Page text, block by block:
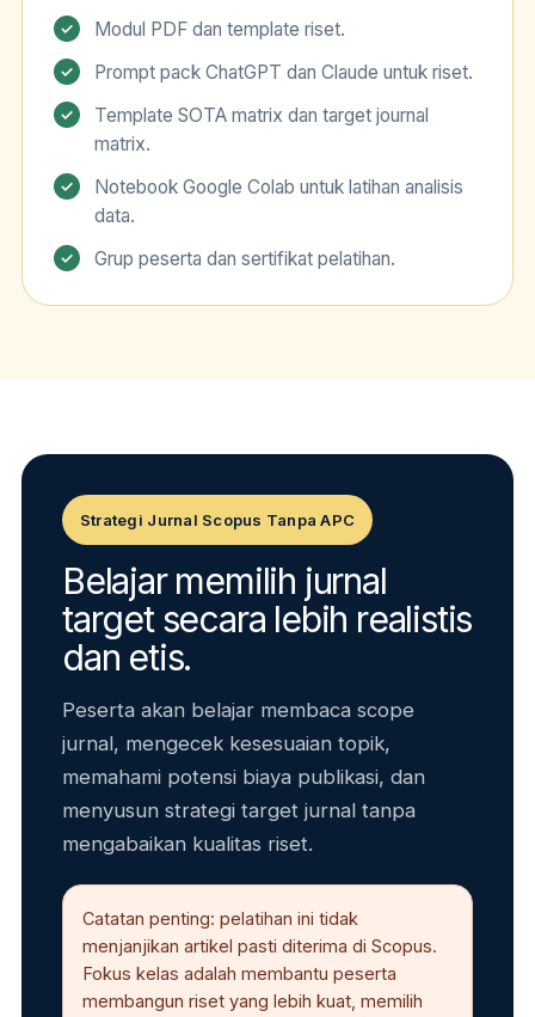
Modul PDF dan template riset.
Prompt pack ChatGPT dan Claude untuk riset.
Template SOTA matrix dan target journal
matrix.
Notebook Google Colab untuk latihan analisis
data.
Grup peserta dan sertifikat pelatihan.
Strategi Jurnal Scopus Tanpa APC
Belajar memilih jurnal
target secara lebih realistis
dan etis.
Peserta akan belajar membaca scope
jurnal, mengecek kesesuaian topik,
memahami potensi biaya publikasi, dan
menyusun strategi target jurnal tanpa
mengabaikan kualitas riset.
Catatan penting: pelatihan ini tidak
menjanjikan artikel pasti diterima di Scopus.
Fokus kelas adalah membantu peserta
membangun riset yang lebih kuat, memilih